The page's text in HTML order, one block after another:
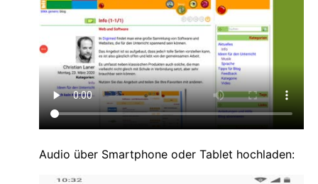
Audio über Smartphone oder Tablet hochladen: